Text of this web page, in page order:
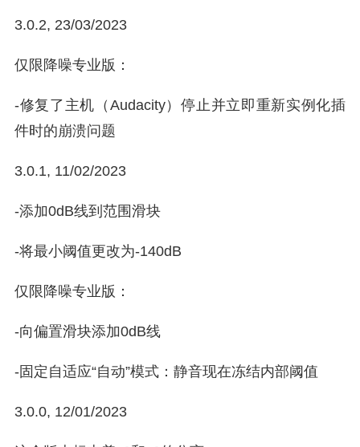
3.0.2, 23/03/2023
仅限降噪专业版：
-修复了主机（Audacity）停止并立即重新实例化插
件时的崩溃问题
3.0.1, 11/02/2023
-添加0dB线到范围滑块
-将最小阈值更改为-140dB
仅限降噪专业版：
-向偏置滑块添加0dB线
-固定自适应“自动”模式：静音现在冻结内部阈值
3.0.0, 12/01/2023